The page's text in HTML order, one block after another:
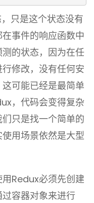
只是这个状态没有
事件的响应函数中
的状态，因为在任
修改，没有任何安
可能已经是最简单
，代码会变得复杂
只是找一个简单的
用场景依然是大型
Redux必须先创建
容器对象来进行